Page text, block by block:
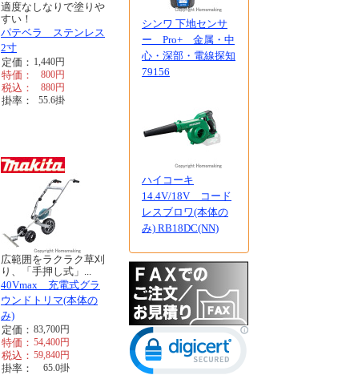
適度なしなりで塗りや
すい！
パテベラ ステンレス
2寸
定価： 1,440円
特価： 800円
税込： 880円
掛率： 55.6掛
広範囲をラクラク草刈
り、「手押し式」...
40Vmax 充電式グラ
ウンドトリマ(本体の
み)
定価： 83,700円
特価： 54,400円
税込： 59,840円
掛率： 65.0掛
シンワ 下地センサ
ー Pro+ 金属・中
心・深部・電線探知
79156
ハイコーキ
14.4V/18V コード
レスブロワ(本体の
み) RB18DC(NN)